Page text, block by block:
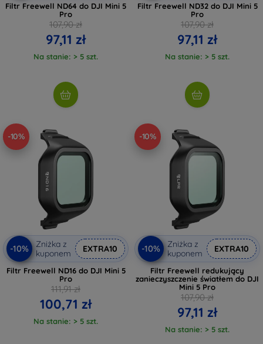
Filtr Freewell ND64 do DJI Mini 5
Pro
107,90 zł
97,11 zł
Na stanie: > 5 szt.
Filtr Freewell ND32 do DJI Mini 5
Pro
107,90 zł
97,11 zł
Na stanie: > 5 szt.
-10%
-10%
Zniżka z
kuponem
EXTRA10
Filtr Freewell ND16 do DJI Mini 5
Pro
111,91 zł
100,71 zł
Na stanie: > 5 szt.
-10%
-10%
Zniżka z
kuponem
EXTRA10
Filtr Freewell redukujący
zanieczyszczenie światłem do DJI
Mini 5 Pro
107,90 zł
97,11 zł
Na stanie: > 5 szt.